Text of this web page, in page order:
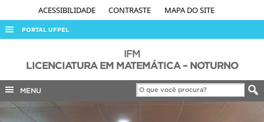
ACESSIBILIDADE CONTRASTE MAPA DO SITE
PORTAL UFPEL
AUDITORIA
COBALTO
CONCURSOS
IFM
LICENCIATURA EM MATEMÁTICA – NOTURNO
MENU